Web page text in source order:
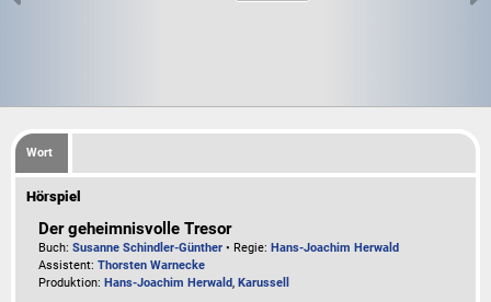
Wort
Hörspiel
Der geheimnisvolle Tresor
Buch:Susanne Schindler-Günther • Regie: Hans-Joachim Herwald
Assistent:Thorsten Warnecke
Produktion: Hans-Joachim Herwald, Karussell